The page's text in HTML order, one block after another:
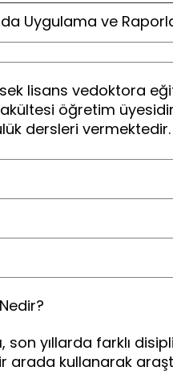
Uygulama ve
lisans vedoktora
öğretim
dersleri vermektedir.
yıllarda farklı
kullanarak